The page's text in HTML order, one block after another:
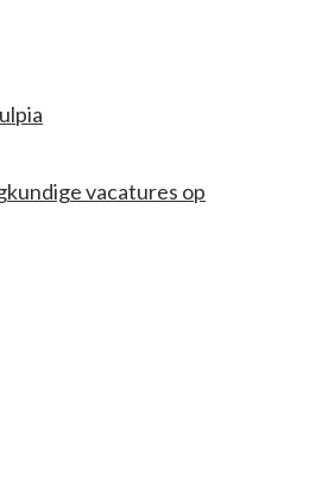
vacatures op